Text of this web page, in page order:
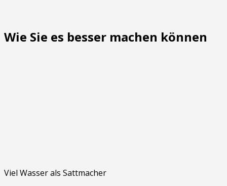
Wie Sie es besser machen können
Viel Wasser als Sattmacher